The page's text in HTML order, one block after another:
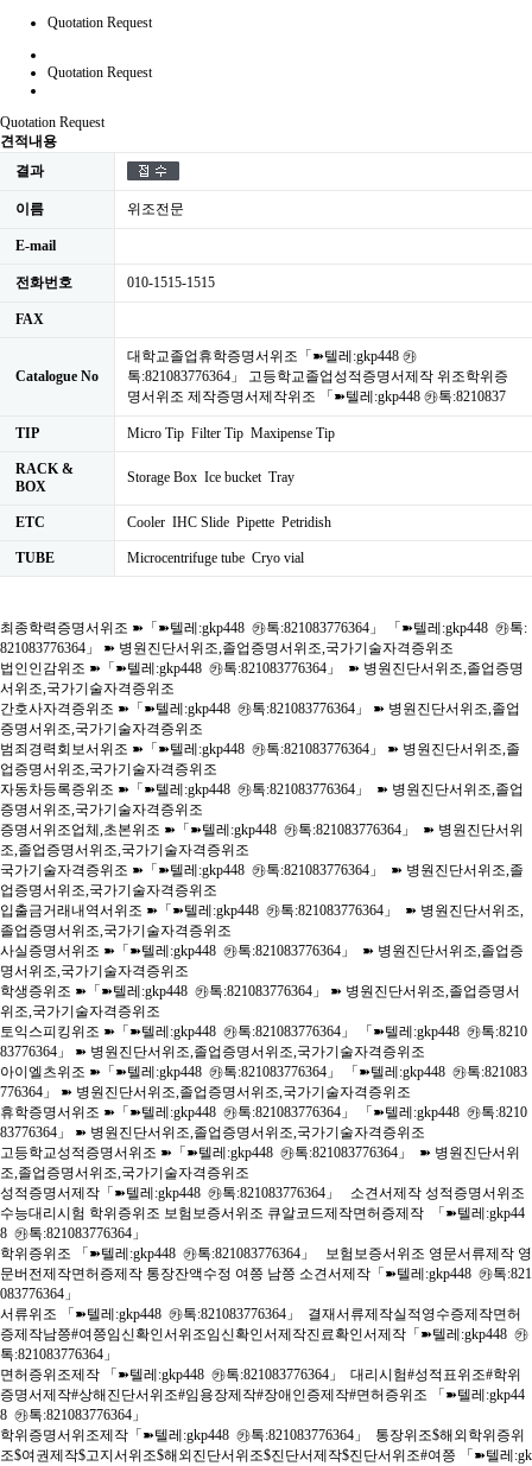
Quotation Request
Quotation Request
Quotation Request
견적내용
결과
이름 위조전문
E-mail
전화번호 010-1515-1515
FAX
Catalogue No
대학교졸업휴학증명서위조「➽텔레:gkp448 ㉸
톡:821083776364」 고등학교졸업성적증명서제작 위조학위증
명서위조 제작증명서제작위조 「➽텔레:gkp448 ㉸톡:8210837
TIP Micro Tip Filter Tip Maxipense Tip
RACK &
BOX
Storage Box Ice bucket Tray
ETC Cooler IHC Slide Pipette Petridish
TUBE Microcentrifuge tube Cryo vial
최종학력증명서위조 ➽「➽텔레:gkp448 ㉸톡:821083776364」 「➽텔레:gkp448 ㉸톡:
821083776364」 ➽ 병원진단서위조,졸업증명서위조,국가기술자격증위조
법인인감위조 ➽「➽텔레:gkp448 ㉸톡:821083776364」 ➽ 병원진단서위조,졸업증명
서위조,국가기술자격증위조
간호사자격증위조 ➽「➽텔레:gkp448 ㉸톡:821083776364」 ➽ 병원진단서위조,졸업
증명서위조,국가기술자격증위조
범죄경력회보서위조 ➽「➽텔레:gkp448 ㉸톡:821083776364」 ➽ 병원진단서위조,졸
업증명서위조,국가기술자격증위조
자동차등록증위조 ➽「➽텔레:gkp448 ㉸톡:821083776364」 ➽ 병원진단서위조,졸업
증명서위조,국가기술자격증위조
증명서위조업체,초본위조 ➽「➽텔레:gkp448 ㉸톡:821083776364」 ➽ 병원진단서위
조,졸업증명서위조,국가기술자격증위조
국가기술자격증위조 ➽「➽텔레:gkp448 ㉸톡:821083776364」 ➽ 병원진단서위조,졸
업증명서위조,국가기술자격증위조
입출금거래내역서위조 ➽「➽텔레:gkp448 ㉸톡:821083776364」 ➽ 병원진단서위조,
졸업증명서위조,국가기술자격증위조
사실증명서위조 ➽「➽텔레:gkp448 ㉸톡:821083776364」 ➽ 병원진단서위조,졸업증
명서위조,국가기술자격증위조
학생증위조 ➽「➽텔레:gkp448 ㉸톡:821083776364」 ➽ 병원진단서위조,졸업증명서
위조,국가기술자격증위조
토익스피킹위조 ➽「➽텔레:gkp448 ㉸톡:821083776364」 「➽텔레:gkp448 ㉸톡:8210
83776364」 ➽ 병원진단서위조,졸업증명서위조,국가기술자격증위조
아이엘츠위조 ➽「➽텔레:gkp448 ㉸톡:821083776364」 「➽텔레:gkp448 ㉸톡:821083
776364」 ➽ 병원진단서위조,졸업증명서위조,국가기술자격증위조
휴학증명서위조 ➽「➽텔레:gkp448 ㉸톡:821083776364」 「➽텔레:gkp448 ㉸톡:8210
83776364」 ➽ 병원진단서위조,졸업증명서위조,국가기술자격증위조
고등학교성적증명서위조 ➽「➽텔레:gkp448 ㉸톡:821083776364」 ➽ 병원진단서위
조,졸업증명서위조,국가기술자격증위조
성적증명서제작「➽텔레:gkp448 ㉸톡:821083776364」 소견서제작 성적증명서위조
수능대리시험 학위증위조 보험보증서위조 큐알코드제작면허증제작 「➽텔레:gkp44
8 ㉸톡:821083776364」
학위증위조 「➽텔레:gkp448 ㉸톡:821083776364」 보험보증서위조 영문서류제작 영
문버전제작면허증제작 통장잔액수정 여쯩 남쯩 소견서제작「➽텔레:gkp448 ㉸톡:821
083776364」
서류위조 「➽텔레:gkp448 ㉸톡:821083776364」 결재서류제작실적영수증제작면허
증제작남쯩#여쯩임신확인서위조임신확인서제작진료확인서제작「➽텔레:gkp448 ㉸
톡:821083776364」
면허증위조제작 「➽텔레:gkp448 ㉸톡:821083776364」 대리시험#성적표위조#학위
증명서제작#상해진단서위조#임용장제작#장애인증제작#면허증위조 「➽텔레:gkp44
8 ㉸톡:821083776364」
학위증명서위조제작「➽텔레:gkp448 ㉸톡:821083776364」 통장위조$해외학위증위
조$여권제작$고지서위조$해외진단서위조$진단서제작$진단서위조#여쯩 「➽텔레:gk